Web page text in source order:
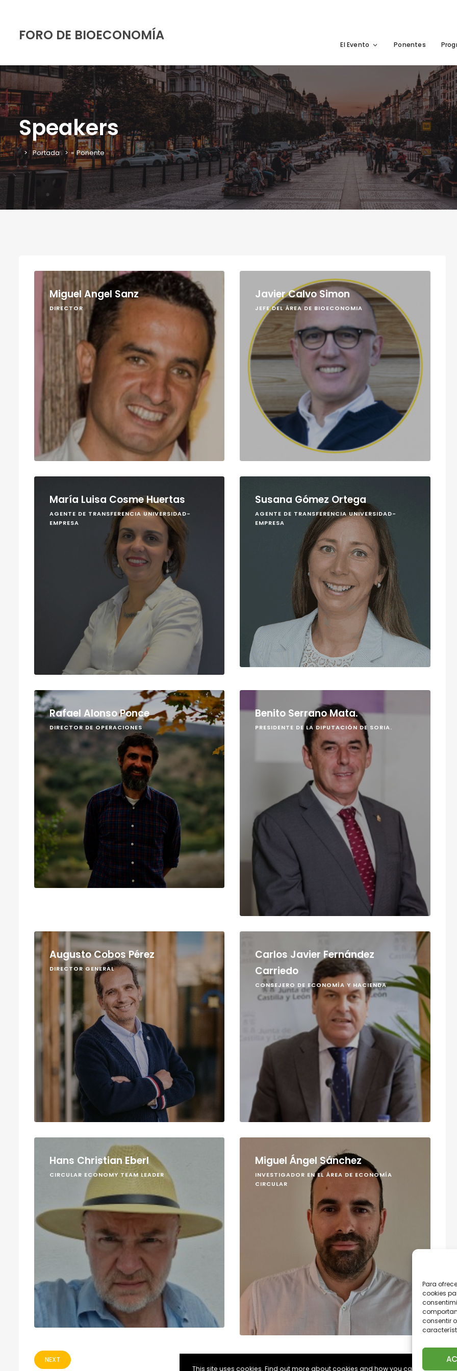
Para
cookies
consentir
FORO DE BIOECONOMÍA
El Evento Ponentes
Speakers
Portada » Ponente
Miguel Angel Sanz
DIRECTOR
Javier Calvo Simon
JEFE DEL ÁREA DE BIOECONOMIA
María Luisa Cosme Huertas
AGENTE DE TRANSFERENCIA UNIVERSIDAD-
EMPRESA
Susana Gómez Ortega
AGENTE DE TRANSFERENCIA UNIVERSIDAD-
EMPRESA
Rafael Alonso Ponce
DIRECTOR DE OPERACIONES
Benito Serrano Mata.
PRESIDENTE DE LA DIPUTACIÓN DE SORIA.
Augusto Cobos Pérez
DIRECTOR GENERAL
Carlos Javier Fernández
Carriedo
CONSEJERO DE ECONOMÍA Y HACIENDA
Hans Christian Eberl
CIRCULAR ECONOMY TEAM LEADER
Miguel Ángel Sánchez
INVESTIGADOR EN EL ÁREA DE ECONOMÍA
CIRCULAR
NEXT
This site uses cookies. Find out more about cookies and how you can refuse